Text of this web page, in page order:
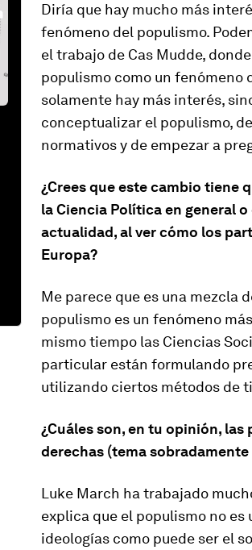
Diría que hay mucho más
fenómeno del populismo.
el trabajo de Cas Mudde,
populismo como un fenómeno
solamente hay más interés,
conceptualizar el populismo,
normativos y de empezar a
¿Crees que este cambio tiene
la Ciencia Política en general
actualidad, al ver cómo los
Europa?
Me parece que es una mezcla
populismo es un fenómeno
mismo tiempo las Ciencias
particular están formulando
utilizando ciertos métodos de
¿Cuáles son, en tu opinión,
derechas (tema
Luke March ha trabajado
explica que el populismo no
ideologías como puede ser el